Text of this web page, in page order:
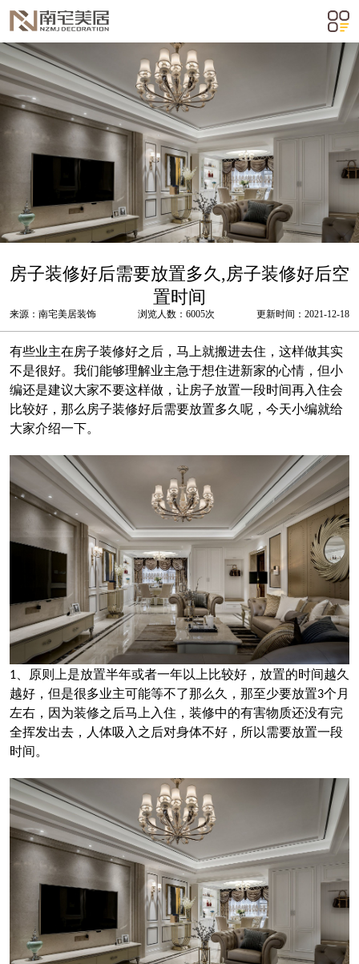
房子装修好后需要放置多久,房子装修好后空
置时间
来源：南宅美居装饰 浏览人数：6005次 更新时间：2021-12-18
有些业主在房子装修好之后，马上就搬进去住，这样做其实
不是很好。我们能够理解业主急于想住进新家的心情，但小
编还是建议大家不要这样做，让房子放置一段时间再入住会
比较好，那么房子装修好后需要放置多久呢，今天小编就给
大家介绍一下。
1 、原则上是放置半年或者一年以上比较好，放置的时间越久
越好，但是很多业主可能等不了那么久，那至少要放置3个月
左右，因为装修之后马上入住，装修中的有害物质还没有完
全挥发出去，人体吸入之后对身体不好，所以需要放置一段
时间。
m²